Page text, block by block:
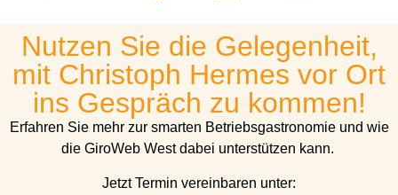
Nutzen Sie die Gelegenheit,
mit Christoph Hermes vor Ort
ins Gespräch zu kommen!
Erfahren Sie mehr zur smarten Betriebsgastronomie und wie
die GiroWeb West dabei unterstützen kann.
Jetzt Termin vereinbaren unter: